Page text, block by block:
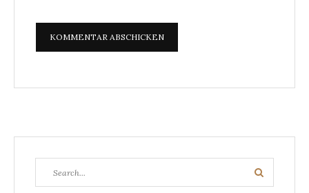
for:
Search